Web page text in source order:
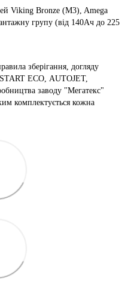
Viking Bronze (M3), Amega
групу (від 140Ач до 225
зберігання, догляду
ECO, AUTOJET,
заводу "Мегатекс"
комплектується кожна